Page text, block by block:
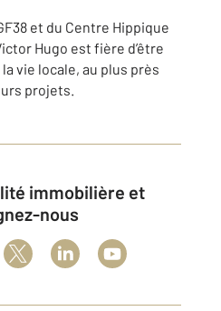
et du Centre Hippique
Hugo est fière d’être
vie locale, au plus près
projets.
nous